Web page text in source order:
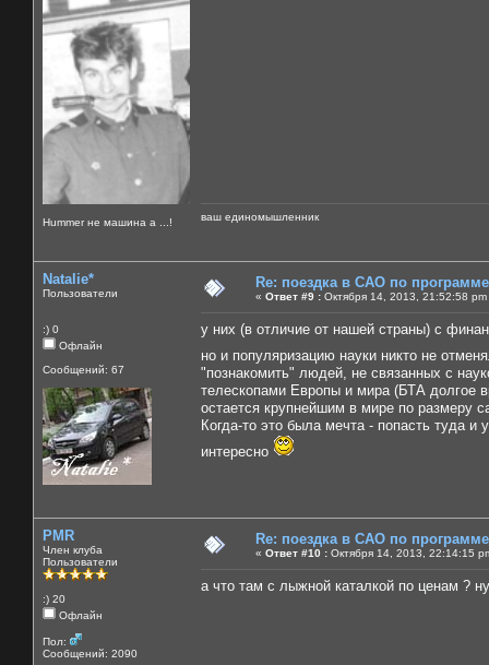
Нummer не машина а ...! ваш единомышленник
Natalie*
Пользователи
:) 0
Офлайн
Сообщений: 67
Re: поездка в САО по
« Ответ #9 : Октября 14, 2013, 21:52:58 pm
у них (в отличие от нашей страны) с
но и популяризацию науки никто не
"познакомить" людей, не связанных с
телескопами Европы и мира (БТА долгое
остается крупнейшим в мире по размеру
Когда-то это была мечта - попасть туда и
интересно
PMR
Член клуба
Пользователи
:) 20
Офлайн
Пол:
Сообщений: 2090
Re: поездка в САО по
« Ответ #10 : Октября 14, 2013, 22:14:15
а что там с лыжной каталкой по ценам ?